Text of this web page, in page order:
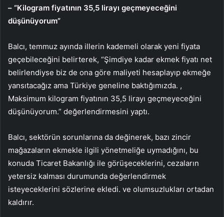
– “Kilogram fiyatının 35,5 lirayı geçmeyeceğini
düşünüyorum”
Balcı, temmuz ayında illerin kademeli olarak yeni fiyata
geçebileceğini belirterek, “Şimdiye kadar ekmek fiyatı net
belirlendiyse biz de ona göre maliyeti hesaplayıp ekmeğe
yansıtacağız ama Türkiye geneline baktığımızda. ,
Maksimum kilogram fiyatının 35,5 lirayı geçmeyeceğini
düşünüyorum.” değerlendirmesini yaptı.
Balcı, sektörün sorunlarına da değinerek, bazı zincir
mağazaların ekmekle ilgili yönetmeliğe uymadığını, bu
konuda Ticaret Bakanlığı ile görüşeceklerini, cezaların
yetersiz kalması durumunda değerlendirmek
isteyeceklerini sözlerine ekledi. ve olumsuzlukları ortadan
kaldırır.